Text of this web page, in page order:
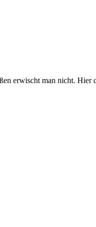
erwischt man nicht.